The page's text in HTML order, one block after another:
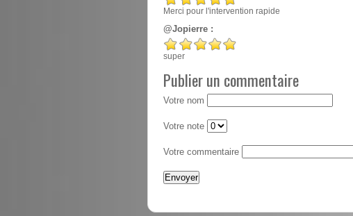
Merci pour l'intervention rapide
@Jopierre :
super
Publier un commentaire
Votre nom
Votre note
Votre commentaire